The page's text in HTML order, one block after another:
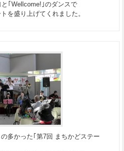
｢Wellcome!｣のダンスで
を盛り上げてくれました。
多かった｢第7回 まちかどステー